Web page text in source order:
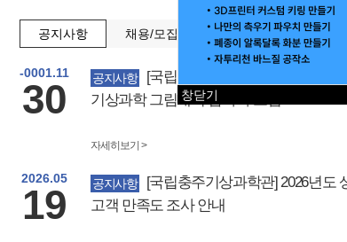
공지사항 채용/모집
-0001.11
30 공지사항
기상과학 그림대회 참가자 모집
자세히보기 >
2026.05
19 공지사항
고객 만족도 조사 안내
창닫기